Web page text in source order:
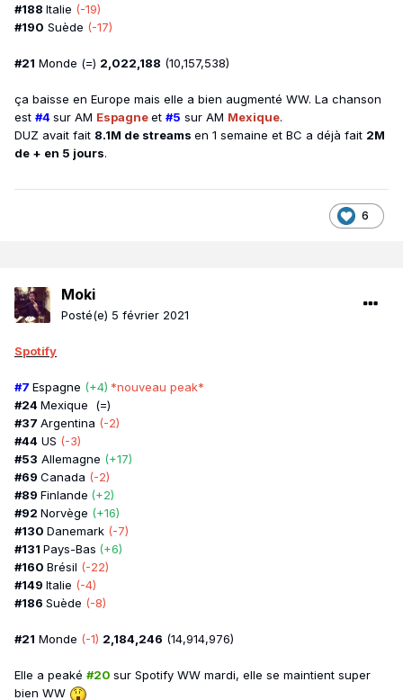
#188 Italie (-19)
#190 Suède (-17)
#21 Monde (=) 2,022,188 (10,157,538)
ça baisse en Europe mais elle a bien augmenté WW. La chanson
est #4sur AM Espagneet #5 sur AM Mexique.
DUZ avait fait 8.1M de streams en 1 semaine et BC a déjà fait 2M
de + en 5 jours.
6
Moki
Posté(e) 5 février 2021
Spotify
#7 Espagne (+4) *nouveau peak*
#24Mexique (=)
#37 Argentina (-2)
#44 US (-3)
#53 Allemagne (+17)
#69 Canada (-2)
#89 Finlande (+2)
#92 Norvège (+16)
#130 Danemark (-7)
#131 Pays-Bas (+6)
#160 Brésil (-22)
#149 Italie (-4)
#186 Suède (-8)
#21 Monde (-1) 2,184,246 (14,914,976)
Elle a peaké #20 sur Spotify WW mardi, elle se maintient super
bien WW